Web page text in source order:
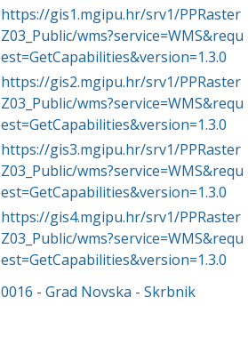
https://gis1.mgipu.hr/srv1/PPRaster
Z03_Public/wms?service=WMS&requ
est=GetCapabilities&version=1.3.0
https://gis2.mgipu.hr/srv1/PPRaster
Z03_Public/wms?service=WMS&requ
est=GetCapabilities&version=1.3.0
https://gis3.mgipu.hr/srv1/PPRaster
Z03_Public/wms?service=WMS&requ
est=GetCapabilities&version=1.3.0
https://gis4.mgipu.hr/srv1/PPRaster
Z03_Public/wms?service=WMS&requ
est=GetCapabilities&version=1.3.0
0016 -Grad Novska - Skrbnik